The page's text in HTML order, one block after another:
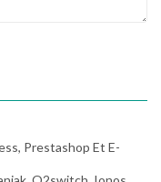
Prestashop Et E-